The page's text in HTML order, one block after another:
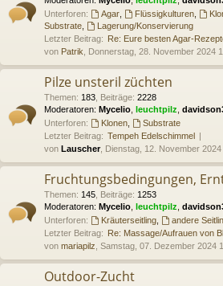
Unterforen:
Agar, Flüssigkulturen,
Substrate
Lagerung/Konservierung
Letzter Beitrag: Re: Eure besten Agar-
von Patrik , Donnerstag, 28. November 2024
Pilze unsteril züchten
Themen: 183 Beiträge: 2228
Moderatoren: Mycelio leuchtpilz
Unterforen:
Klonen,
Substrate
Letzter Beitrag: Tempeh Edelschimmel
von Lauscher, Dienstag, 12. November 2024
Fruchtungsbedingungen,
Themen: 145 Beiträge: 1253
Moderatoren: Mycelio leuchtpilz
Unterforen:
Kräuterseitling, andere
Letzter Beitrag: Re: Massage/Aufrauen von
von mariapilz , Samstag, 07. Dezember 2024
Outdoor-Zucht